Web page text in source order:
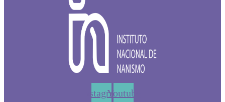
Instagram
Youtube